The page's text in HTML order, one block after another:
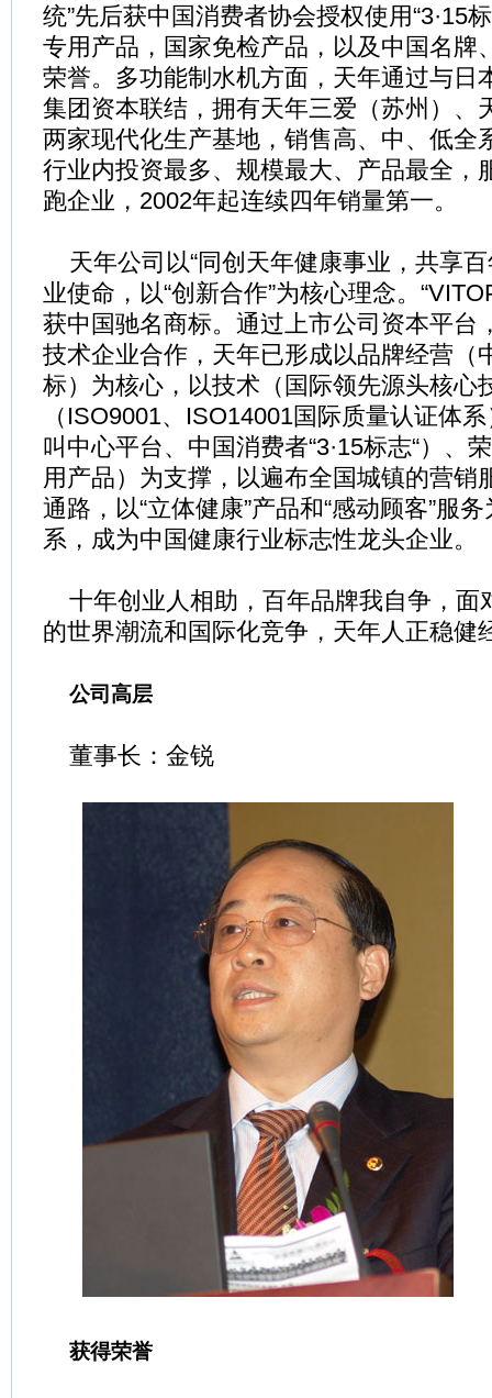
统”先后获中国消费者协会授权使用“3·15
专用产品，国家免检产品，以及中国名牌
荣誉。多功能制水机方面，天年通过与日
集团资本联结，拥有天年三爱（苏州）、
两家现代化生产基地，销售高、中、低全
行业内投资最多、规模最大、产品最全，
跑企业，2002年起连续四年销量第一。
天年公司以“同创天年健康事业，共享百
业使命，以“创新合作”为核心理念。
获中国驰名商标。通过上市公司资本平台
技术企业合作，天年已形成以品牌经营（
标）为核心，以技术（国际领先源头核心
（ISO9001、ISO14001国际质量认证体
叫中心平台、中国消费者“3·15标志“）、
用产品）为支撑，以遍布全国城镇的营销
通路，以“立体健康”产品和“感动顾客”服
系，成为中国健康行业标志性龙头企业。
十年创业人相助，百年品牌我自争，面
的世界潮流和国际化竞争，天年人正稳健
公司高层
董事长：金锐
获得荣誉